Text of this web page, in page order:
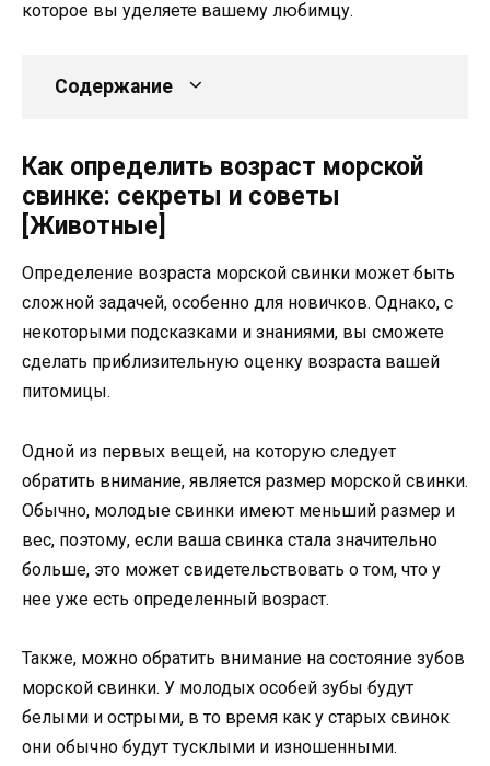
которое вы уделяете вашему любимцу.
Содержание
Как определить возраст морской
свинке: секреты и советы
[Животные]
Определение возраста морской свинки может быть
сложной задачей, особенно для новичков. Однако, с
некоторыми подсказками и знаниями, вы сможете
сделать приблизительную оценку возраста вашей
питомицы.
Одной из первых вещей, на которую следует
обратить внимание, является размер морской свинки.
Обычно, молодые свинки имеют меньший размер и
вес, поэтому, если ваша свинка стала значительно
больше, это может свидетельствовать о том, что у
нее уже есть определенный возраст.
Также, можно обратить внимание на состояние зубов
морской свинки. У молодых особей зубы будут
белыми и острыми, в то время как у старых свинок
они обычно будут тусклыми и изношенными.